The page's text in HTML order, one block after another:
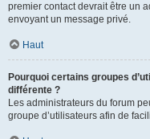
premier contact devrait être un
envoyant un message privé.
Haut
Pourquoi certains groupes
différente ?
Les administrateurs du forum
groupe d’utilisateurs afin de